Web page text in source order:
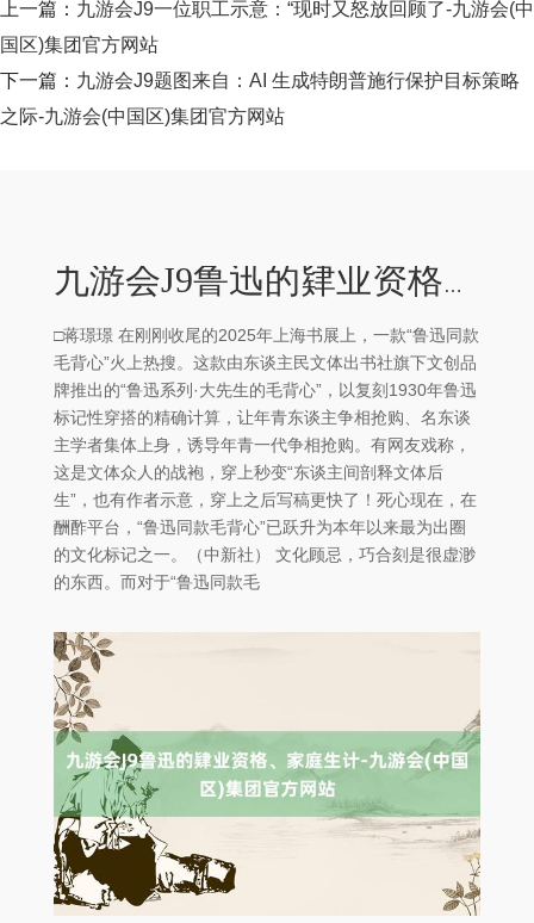
上一篇： 九游会J9一位职工示意：“现时又怒放回顾了-九游会(中
国区)集团官方网站
下一篇： 九游会J9题图来自：AI 生成特朗普施行保护目标策略
之际-九游会(中国区)集团官方网站
九游会J9鲁迅的肄业资格、家庭生计-九游会(中国区)集团官方网站
□蒋璟璟 在刚刚收尾的2025年上海书展上，一款“鲁迅同款
毛背心”火上热搜。这款由东谈主民文体出书社旗下文创品
牌推出的“鲁迅系列·大先生的毛背心”，以复刻1930年鲁迅
标记性穿搭的精确计算，让年青东谈主争相抢购、名东谈
主学者集体上身，诱导年青一代争相抢购。有网友戏称，
这是文体众人的战袍，穿上秒变“东谈主间剖释文体后
生”，也有作者示意，穿上之后写稿更快了！死心现在，在
酬酢平台，“鲁迅同款毛背心”已跃升为本年以来最为出圈
的文化标记之一。（中新社） 文化顾忌，巧合刻是很虚渺
的东西。而对于“鲁迅同款毛